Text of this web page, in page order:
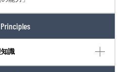
Principles
識